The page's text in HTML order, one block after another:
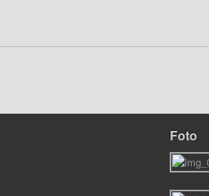
Foto